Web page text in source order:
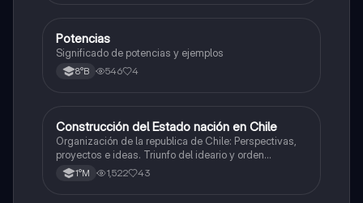
Matemáticas
Potencias
Significado de potencias y ejemplos
8°B 546 4
Historia
Construcción del Estado nación en Chile
Organización de la republica de Chile: Perspectivas,
proyectos e ideas. Triunfo del ideario y orden
conservador. Constitución de 1833. "Era Portaliana"
1°M 1,522 43